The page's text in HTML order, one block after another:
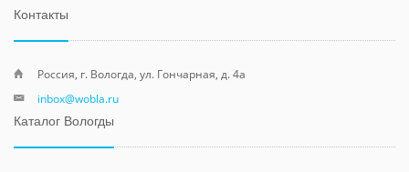
Контакты
Россия, г. Вологда, ул. Гончарная, д. 4а
inbox@wobla.ru
Каталог Вологды